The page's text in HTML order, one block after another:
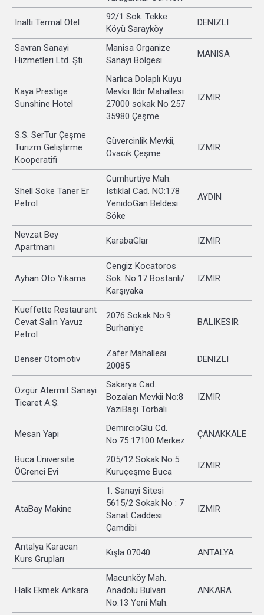
Inaltı Termal Otel
92/1 Sok. Tekke
Köyü Sarayköy
DENIZLI
Savran Sanayi
Hizmetleri Ltd. Şti.
Manisa Organize
Sanayi Bölgesi
MANISA
Kaya Prestige
Sunshine Hotel
Narlıca Dolaplı Kuyu
Mevkii Ildır Mahallesi
27000 sokak No 257
35980 Çeşme
IZMIR
S.S. SerTur Çeşme
Turizm Geliştirme
Kooperatifi
Güvercinlik Mevkii,
Ovacık Çeşme
IZMIR
Shell Söke Taner Er
Petrol
Cumhurtiye Mah.
Istiklal Cad. NO:178
YenidoGan Beldesi
Söke
AYDIN
Nevzat Bey
Apartmanı
KarabaGlar IZMIR
Ayhan Oto Yıkama
Cengiz Kocatoros
Sok. No:17 Bostanlı/
Karşıyaka
IZMIR
Kueffette Restaurant
Cevat Salın Yavuz
Petrol
2076 Sokak No:9
Burhaniye
BALIKESIR
Denser Otomotiv
Zafer Mahallesi
20085
DENIZLI
Özgür Atermit Sanayi
Ticaret A.Ş.
Sakarya Cad.
Bozalan Mevkii No:8
YazıBaşı Torbalı
IZMIR
Mesan Yapı
DemircioGlu Cd.
No:75 17100 Merkez
ÇANAKKALE
Buca Üniversite
ÖGrenci Evi
205/12 Sokak No:5
Kuruçeşme Buca
IZMIR
AtaBay Makine
1. Sanayi Sitesi
5615/2 Sokak No : 7
Sanat Caddesi
Çamdibi
IZMIR
Antalya Karacan
Kurs Grupları
Kışla 07040 ANTALYA
Halk Ekmek Ankara
Macunköy Mah.
Anadolu Bulvarı
No:13 Yeni Mah.
ANKARA